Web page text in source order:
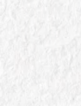
GUIDE